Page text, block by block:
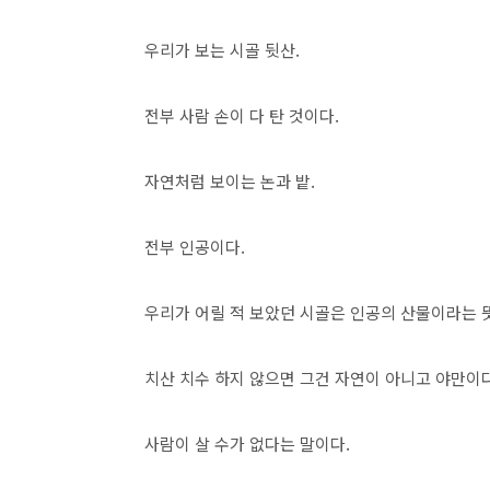
우리가 보는 시골 뒷산.
전부 사람 손이 다 탄 것이다.
자연처럼 보이는 논과 밭.
전부 인공이다.
우리가 어릴 적 보았던 시골은 인공의 산물이라는
치산 치수 하지 않으면 그건 자연이 아니고 야만이
사람이 살 수가 없다는 말이다.